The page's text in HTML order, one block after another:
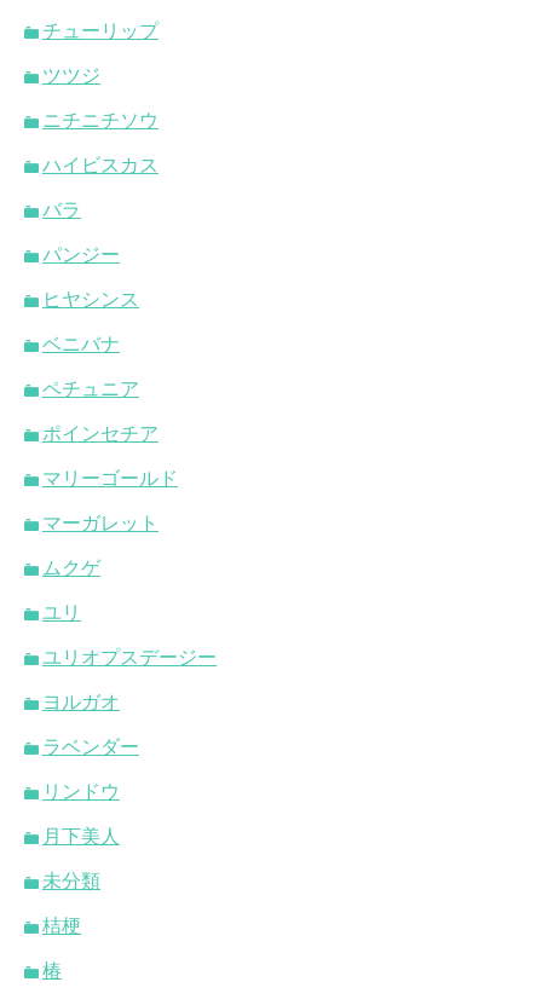
チューリップ
ツツジ
ニチニチソウ
ハイビスカス
バラ
パンジー
ヒヤシンス
ベニバナ
ペチュニア
ポインセチア
マリーゴールド
マーガレット
ムクゲ
ユリ
ユリオプスデージー
ヨルガオ
ラベンダー
リンドウ
月下美人
未分類
桔梗
椿